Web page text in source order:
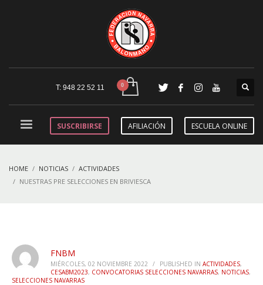
T: 948 22 52 11
SUSCRIBIRSE AFILIACIÓN ESCUELA ONLINE
HOME NOTICIAS
ACTIVIDADES
NUESTRAS PRE SELECCIONES EN BRIVIESCA
FNBM
MIÉRCOLES, 02 NOVIEMBRE 2022 / PUBLISHED IN ACTIVIDADES,
CESABM2023, CONVOCATORIAS SELECCIONES NAVARRAS, NOTICIAS,
SELECCIONES NAVARRAS